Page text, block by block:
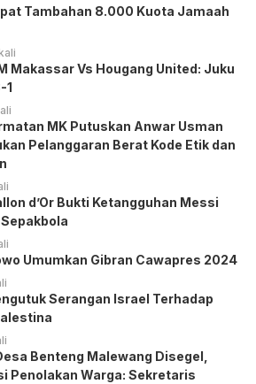
Tambahan 8.000 Kuota Jamaah
Makassar Vs Hougang United: Juku
1
MK Putuskan Anwar Usman
Pelanggaran Berat Kode Etik dan
d’Or Bukti Ketangguhan Messi
Umumkan Gibran Cawapres 2024
Serangan Israel Terhadap
Benteng Malewang Disegel,
Penolakan Warga: Sekretaris